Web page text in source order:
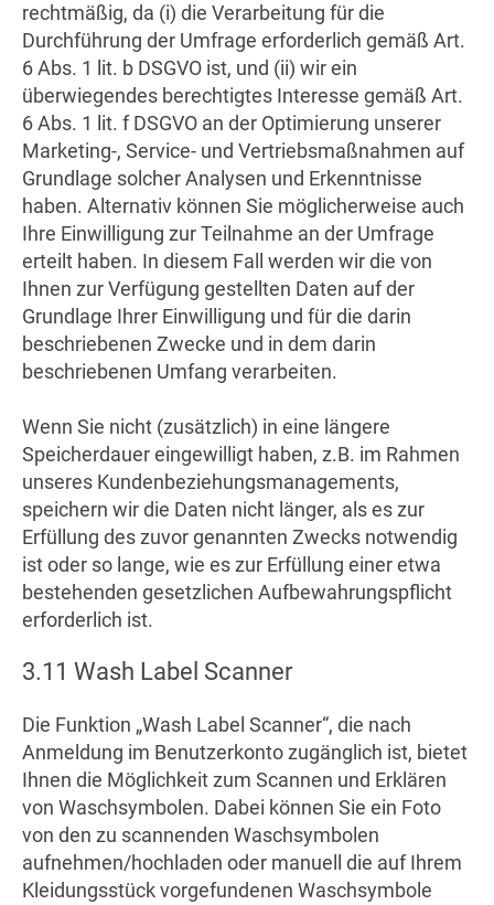
rechtmäßig, da (i) die Verarbeitung für die
Durchführung der Umfrage erforderlich gemäß Art.
6 Abs. 1 lit. b DSGVO ist, und (ii) wir ein
überwiegendes berechtigtes Interesse gemäß Art.
6 Abs. 1 lit. f DSGVO an der Optimierung unserer
Marketing-, Service- und Vertriebsmaßnahmen auf
Grundlage solcher Analysen und Erkenntnisse
haben. Alternativ können Sie möglicherweise auch
Ihre Einwilligung zur Teilnahme an der Umfrage
erteilt haben. In diesem Fall werden wir die von
Ihnen zur Verfügung gestellten Daten auf der
Grundlage Ihrer Einwilligung und für die darin
beschriebenen Zwecke und in dem darin
beschriebenen Umfang verarbeiten.
Wenn Sie nicht (zusätzlich) in eine längere
Speicherdauer eingewilligt haben, z.B. im Rahmen
unseres Kundenbeziehungsmanagements,
speichern wir die Daten nicht länger, als es zur
Erfüllung des zuvor genannten Zwecks notwendig
ist oder so lange, wie es zur Erfüllung einer etwa
bestehenden gesetzlichen Aufbewahrungspflicht
erforderlich ist.
3.11 Wash Label Scanner
Die Funktion „Wash Label Scanner“, die nach
Anmeldung im Benutzerkonto zugänglich ist, bietet
Ihnen die Möglichkeit zum Scannen und Erklären
von Waschsymbolen. Dabei können Sie ein Foto
von den zu scannenden Waschsymbolen
aufnehmen/hochladen oder manuell die auf Ihrem
Kleidungsstück vorgefundenen Waschsymbole